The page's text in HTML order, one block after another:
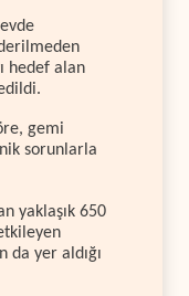
hedef alan
gemi
sorunlarla
yaklaşık 650
da yer aldığı